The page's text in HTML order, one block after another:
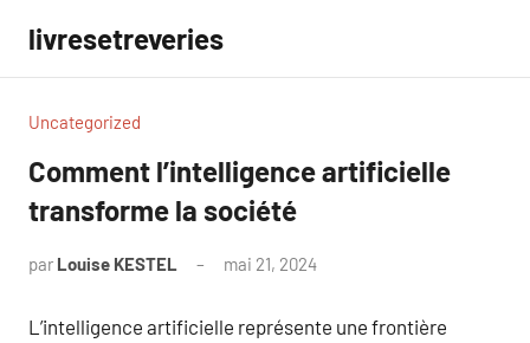
contenu
livresetreveries
Uncategorized
Comment l’intelligence artificielle
transforme la société
par Louise KESTEL mai 21, 2024
L’intelligence artificielle représente une frontière